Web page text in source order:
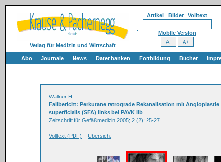
Verlag für Medizin und Wirtschaft
Artikel Bilder Volltext
Mobile Version
Abo Journale News Datenbanken Fortbildung Bücher
Wallner H
Fallbericht: Perkutane retrograde Rekanalisation mit
superficialis (SFA) links bei PAVK IIb
Zeitschrift für Gefäßmedizin 2005; 2 (2): 25-27
Volltext (PDF) Übersicht